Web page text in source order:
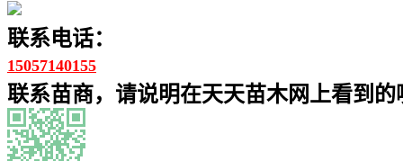
联系电话：
15057140155
联系苗商，请说明在天天苗木网上看到的